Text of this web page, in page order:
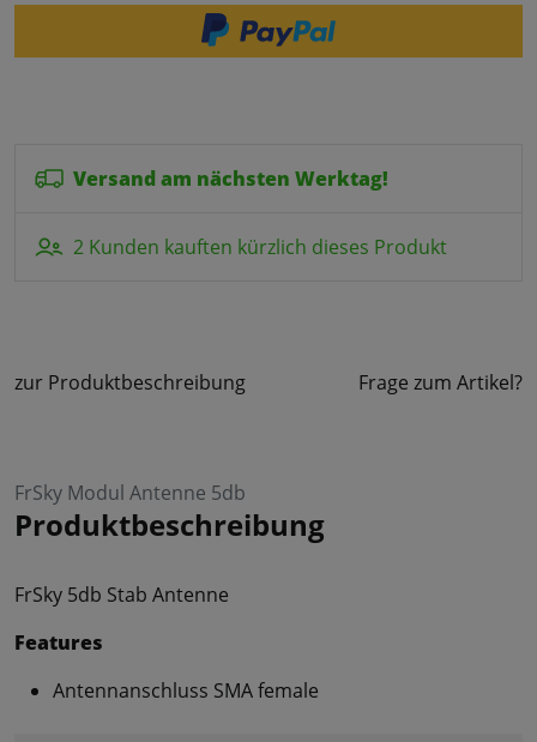
Versand am nächsten Werktag!
2 Kunden kauften kürzlich dieses Produkt
zur Produktbeschreibung Frage zum Artikel?
FrSky Modul Antenne 5db
Produktbeschreibung
FrSky 5db Stab Antenne
Features
Antennanschluss SMA female